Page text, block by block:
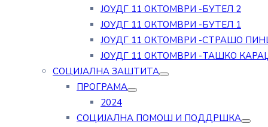
ЈОУДГ 11 ОКТОМВРИ -БУТЕЛ 2
ЈОУДГ 11 ОКТОМВРИ -БУТЕЛ 1
ЈОУДГ 11 ОКТОМВРИ -СТРАШО
ЈОУДГ 11 ОКТОМВРИ -ТАШКО
СОЦИЈАЛНА ЗАШТИТА
ПРОГРАМА
2024
СОЦИЈАЛНА ПОМОШ И ПОДДРШКА